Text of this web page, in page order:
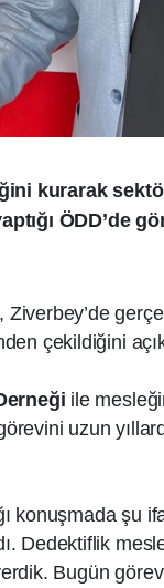
kurarak
ÖDD’de
Ziverbey’de
çekildiğini
ile
uzun
konuşmada şu
Dedektiflik
Bugün